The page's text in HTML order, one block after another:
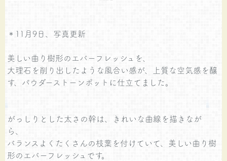
＊11月9日、写真更新
美しい曲り樹形のエバーフレッシュを、
大理石を削り出したような風合い感が、上質な空気感を醸
す、パウダーストーンポットに仕立てました。
がっしりとした太さの幹は、きれいな曲線を描きなが
ら、
バランスよくたくさんの枝葉を付けていて、美しい曲り樹
形のエバーフレッシュです。